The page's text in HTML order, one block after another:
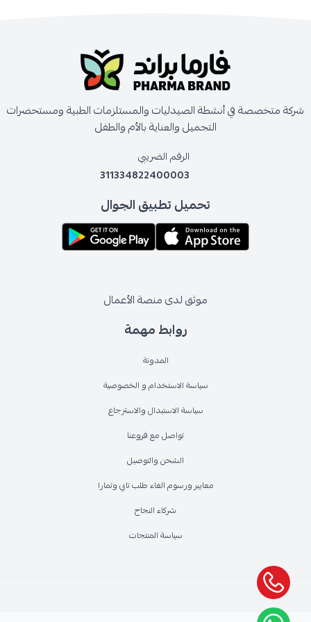
روابط مهمة
المدونة
سياسة الاستخدام و الخصوصية
سياسة الاستبدال والاسترجاع
تواصل مع فروعنا
الشحن والتوصيل
معايير ورسوم الغاء طلب تابي وتمارا
شركاء النجاح
سياسة المنتجات
شركة متخصصة في أنشطة الصيدليات والمستلزمات الطبية ومستحضرات
التجميل والعناية بالأم والطفل
الرقم الضريبي
311334822400003
تحميل تطبيق الجوال
موثق لدى منصة الأعمال